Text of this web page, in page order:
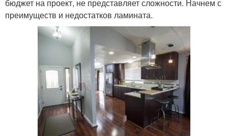
бюджет на проект, не представляет сложности. Начнем с
преимуществ и недостатков ламината.